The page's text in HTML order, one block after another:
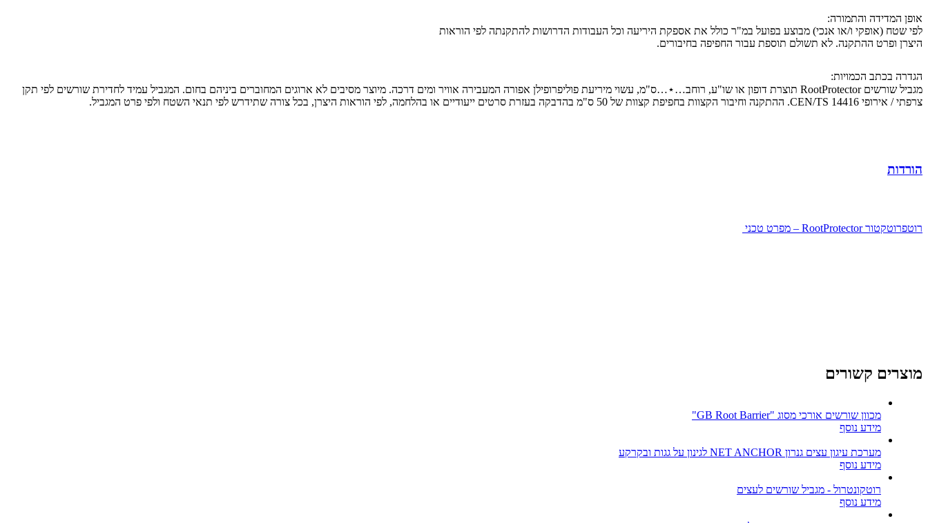
אופן המדידה והתמורה:
לפי שטח (אופקי ו/או אנכי) מבוצע בפועל במ"ר כולל את אספקת היריעה וכל העבודות הדרושות להתקנתה לפי הוראות
היצרן ופרט ההתקנה. לא תשולם תוספת עבור החפיפה בחיבורים.
הגדרה בכתב הכמויות:
מגביל שורשים RootProtector תוצרת דופון או שו"ע, רוחב…⋆…ס"מ, עשוי מיריעת פוליפרופילן אפורה המעבירה אוויר ומים דרכה. מיוצר מסיבים לא ארוגים המחוברים ביניהם בחום. המגביל עמיד לחדירת שורשים לפי תקן
צרפתי / אירופי CEN/TS 14416. ההתקנה וחיבור הקצוות בחפיפת קצוות של 50 ס"מ בהדבקה בעזרת סרטים ייעודיים או בהלחמה, לפי הוראות היצרן, בכל צורה שתידרש לפי תנאי השטח ולפי פרט המגביל.
הורדות
רוטפרוטקטור RootProtector – מפרט טכני
מוצרים קשורים
מכוון שורשים אורכי מסוג "GB Root Barrier"
מידע נוסף
מערכת עיגון עצים גנרון NET ANCHOR לגינון על גגות ובקרקע
מידע נוסף
רוטקונטרול - מגביל שורשים לעצים
מידע נוסף